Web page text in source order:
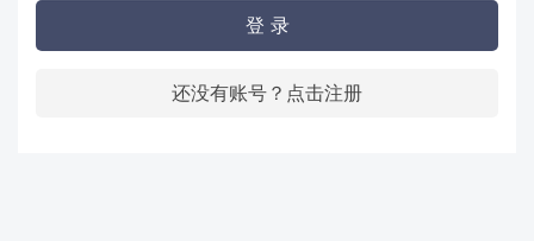
登 录
还没有账号？点击注册